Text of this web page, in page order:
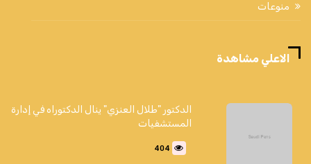
منوعات
الاعلي مشاهدة
الدكتور "طلال العنزي" ينال الدكتوراه في إدارة
المستشفيات
404